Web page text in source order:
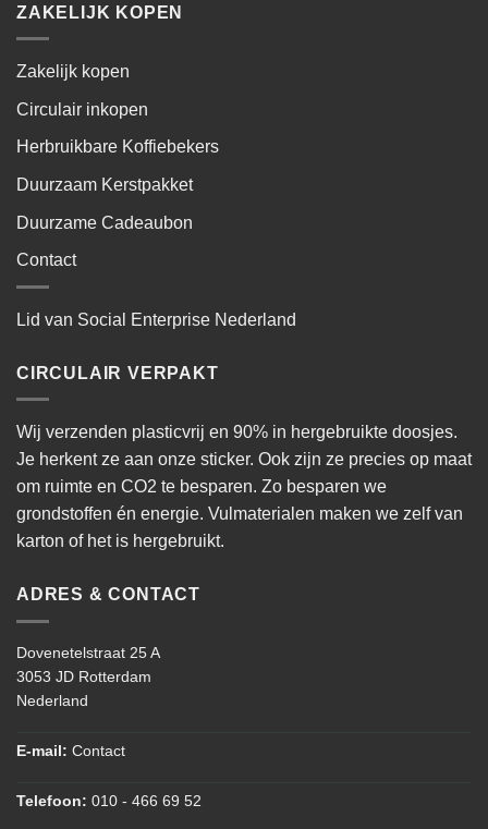
ZAKELIJK KOPEN
Zakelijk kopen
Circulair inkopen
Herbruikbare Koffiebekers
Duurzaam Kerstpakket
Duurzame Cadeaubon
Contact
Lid van Social Enterprise Nederland
CIRCULAIR VERPAKT
Wij verzenden plasticvrij en 90% in hergebruikte doosjes.
Je herkent ze aan onze sticker. Ook zijn ze precies op maat
om ruimte en CO2 te besparen. Zo besparen we
grondstoffen én energie. Vulmaterialen maken we zelf van
karton of het is hergebruikt.
ADRES & CONTACT
Dovenetelstraat 25 A
3053 JD Rotterdam
Nederland
E-mail: Contact
Telefoon: 010 - 466 69 52